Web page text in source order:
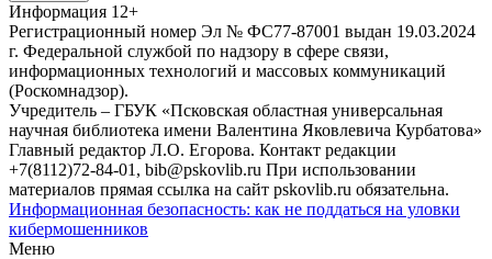
Информация 12+
Регистрационный номер Эл № ФС77-87001 выдан 19.03.2024
г. Федеральной службой по надзору в сфере связи,
информационных технологий и массовых коммуникаций
(Роскомнадзор).
Учредитель – ГБУК «Псковская областная универсальная
научная библиотека имени Валентина Яковлевича Курбатова»
Главный редактор Л.О. Егорова. Контакт редакции
+7(8112)72-84-01, bib@pskovlib.ru При использовании
материалов прямая ссылка на сайт pskovlib.ru обязательна.
Информационная безопасность: как не поддаться на уловки
кибермошенников
Меню